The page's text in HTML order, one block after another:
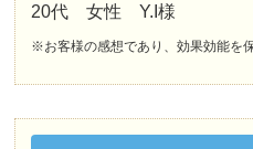
20代 女性 Y.I様
※お客様の感想であり、効果効能を